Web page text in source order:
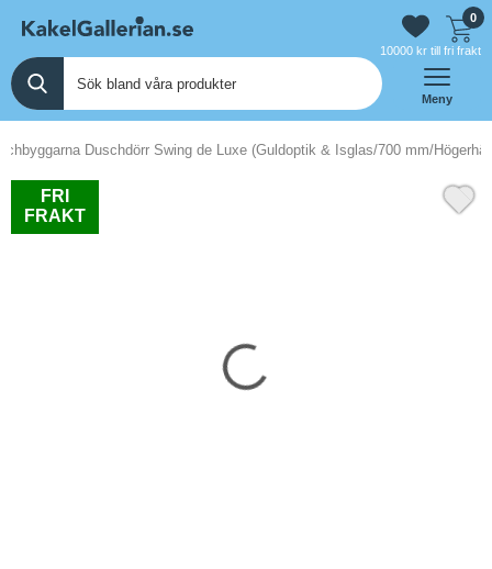
0
10000 kr till fri frakt
Meny
Duschdörr Swing de Luxe (Guldoptik & Isglas/700 mm/
FRI
FRAKT